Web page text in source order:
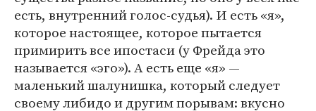
есть, внутренний голос-судья). И есть «я»,
которое настоящее, которое пытается
примирить все ипостаси (у Фрейда это
называется «эго»). А есть еще «я» —
маленький шалунишка, который следует
своему либидо и другим порывам: вкусно